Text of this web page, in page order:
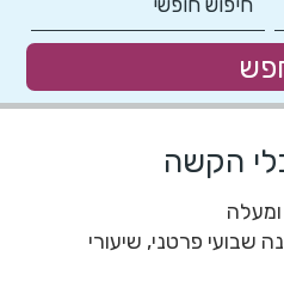
הקשה
שבועי פרטני, שיעורי